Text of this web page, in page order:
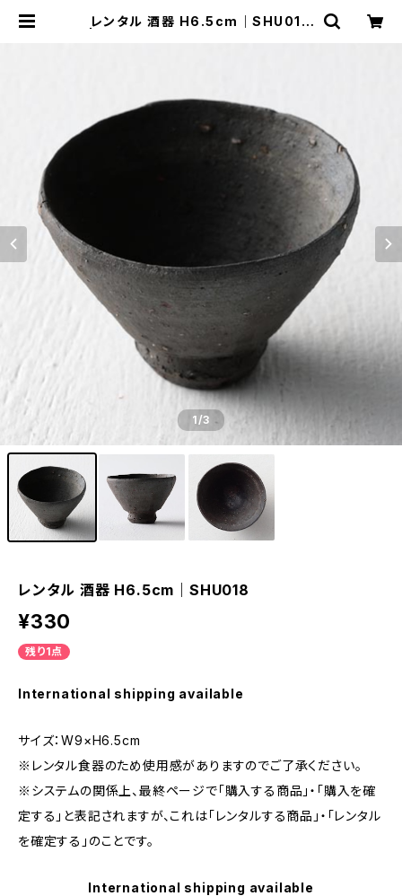
レンタル 酒器 H6.5cm｜SHU018
1/3
レンタル 酒器 H6.5cm｜SHU018
¥330
残り1点
International shipping available
サイズ：W9×H6.5cm
※レンタル食器のため使用感がありますのでご了承ください。
※システムの関係上、最終ページで「購入する商品」・「購入を確
定する」と表記されますが、これは「レンタルする商品」・「レンタル
を確定する」のことです。
International shipping available